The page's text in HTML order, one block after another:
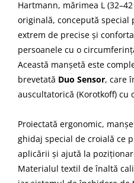
Hartmann, mărimea L
originală, concepută
extrem de precise și
persoanele cu o
Această manșetă este
brevetată Duo Sensor, care
auscultatorică (Korotkoff) cu
Proiectată ergonomic,
ghidaj special de croială ce
aplicării și ajută la
Materialul textil de înaltă